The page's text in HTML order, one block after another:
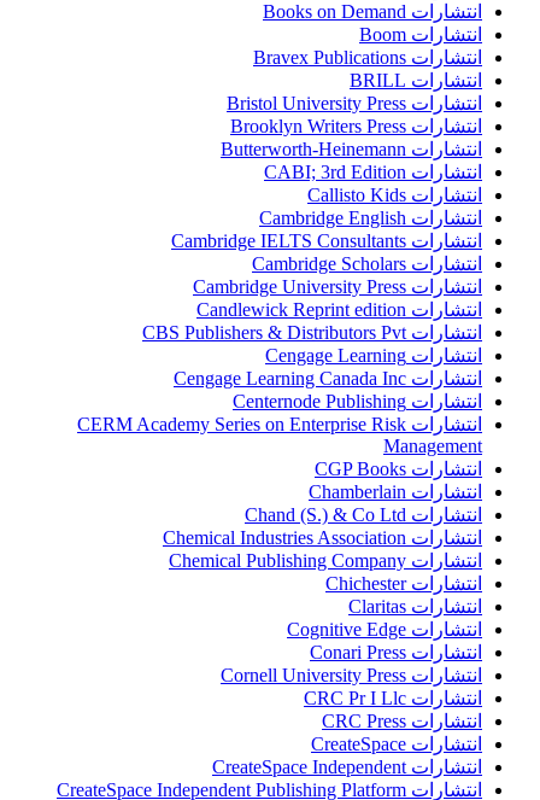
انتشارات Books on Demand
انتشارات Boom
انتشارات Bravex Publications
انتشارات BRILL
انتشارات Bristol University Press
انتشارات Brooklyn Writers Press
انتشارات Butterworth-Heinemann
انتشارات CABI; 3rd Edition
انتشارات Callisto Kids
انتشارات Cambridge English
انتشارات Cambridge IELTS Consultants
انتشارات Cambridge Scholars
انتشارات Cambridge University Press
انتشارات Candlewick Reprint edition
انتشارات CBS Publishers & Distributors Pvt
انتشارات Cengage Learning
انتشارات Cengage Learning Canada Inc
انتشارات Centernode Publishing
انتشارات CERM Academy Series on Enterprise Risk
Management
انتشارات CGP Books
انتشارات Chamberlain
انتشارات Chand (S.) & Co Ltd
انتشارات Chemical Industries Association
انتشارات Chemical Publishing Company
انتشارات Chichester
انتشارات Claritas
انتشارات Cognitive Edge
انتشارات Conari Press
انتشارات Cornell University Press
انتشارات CRC Pr I Llc
انتشارات CRC Press
انتشارات CreateSpace
انتشارات CreateSpace Independent
انتشارات CreateSpace Independent Publishing Platform